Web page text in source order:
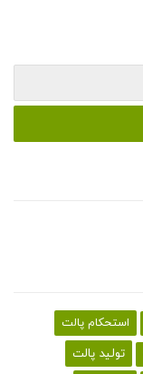
استحکام پالت
تولید پالت